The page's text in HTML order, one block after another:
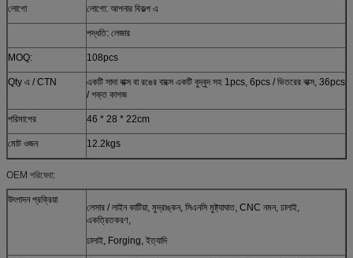
লোগো লোগো: আপনার বিকল্প এ
পদ্ধতি: লেজার
MOQ: 108pcs
Qty এ / CTN
একটি সাদা বাক্স বা রঙের বাক্সে একটি বুদ্বুদ সহ 1pcs, 6pcs / ভিতরের বাক্স, 36pcs
/ শক্ত কাগজ
পরিমাপের 46 * 28 * 22cm
মোট ওজন 12.2kgs
OEM পরিষেবা:
উৎপাদন প্রক্রিয়া
লেসার / লাইন কাটিয়া, মুদ্রাঙ্কন, সিএনসি মুষ্ট্যাঘাত, CNC নমন, ঢালাই,
একত্রিতকরণ,
ঢালাই, Forging, ইত্যাদি